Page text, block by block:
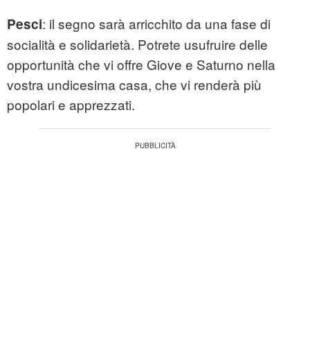
Pesci: il segno sarà arricchito da una fase di
socialità e solidarietà. Potrete usufruire delle
opportunità che vi offre Giove e Saturno nella
vostra undicesima casa, che vi renderà più
popolari e apprezzati.